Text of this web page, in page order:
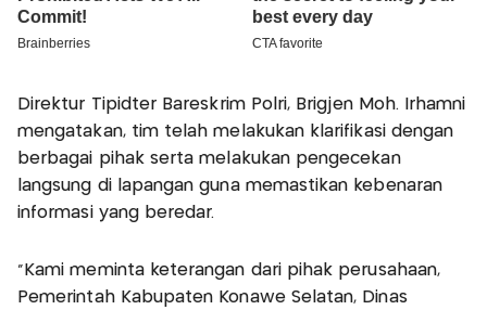
Direktur Tipidter Bareskrim Polri, Brigjen Moh. Irhamni
mengatakan, tim telah melakukan klarifikasi dengan
berbagai pihak serta melakukan pengecekan
langsung di lapangan guna memastikan kebenaran
informasi yang beredar.
"Kami meminta keterangan dari pihak perusahaan,
Pemerintah Kabupaten Konawe Selatan, Dinas